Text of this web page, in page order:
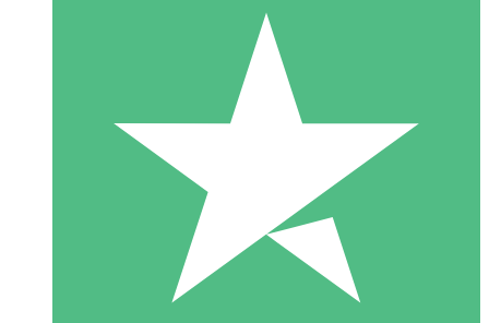
Pacotes de Créditos Individuais
Pague conforme o uso com créditos de download. Sem
1000